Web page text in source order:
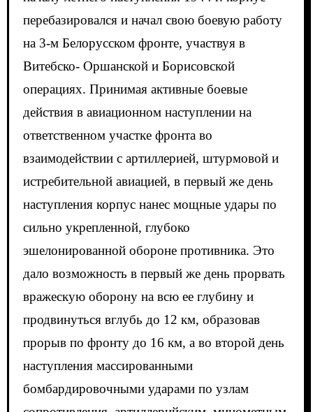
перебазировался и начал свою боевую работу
на 3-м Белорусском фронте, участвуя в
Витебско- Оршанской и Борисовской
операциях. Принимая активные боевые
действия в авиационном наступлении на
ответственном участке фронта во
взаимодействии с артиллерией, штурмовой и
истребительной авиацией, в первый же день
наступления корпус нанес мощные удары по
сильно укрепленной, глубоко
эшелонированной обороне противника. Это
дало возможность в первый же день прорвать
вражескую оборону на всю ее глубину и
продвинуться вглубь до 12 км, образовав
прорыв по фронту до 16 км, а во второй день
наступления массированными
бомбардировочными ударами по узлам